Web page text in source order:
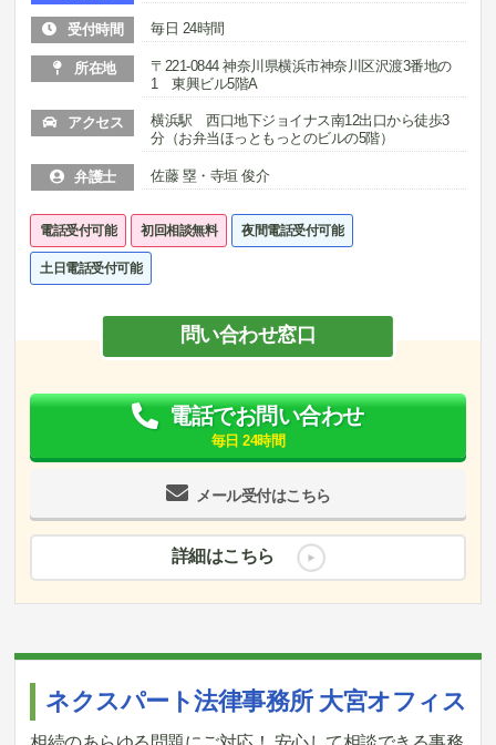
受付時間 毎日 24時間
所在地
〒221-0844 神奈川県横浜市神奈川区沢渡3番地の
1 東興ビル5階A
アクセス
横浜駅 西口地下ジョイナス南12出口から徒歩3
分（お弁当ほっともっとのビルの5階）
弁護士 佐藤 塁・寺垣 俊介
電話受付可能 初回相談無料 夜間電話受付可能
土日電話受付可能
問い合わせ窓口
メール受付はこちら
電話でお問い合わせ
毎日 24時間
詳細はこちら
ネクスパート法律事務所 大宮オフィス